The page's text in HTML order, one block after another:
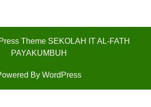
Theme SEKOLAH IT AL-FATH
PAYAKUMBUH
By WordPress